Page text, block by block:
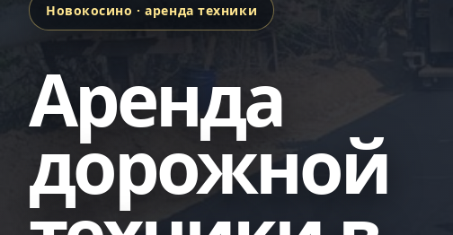
Новокосино · аренда техники
Аренда
дорожной